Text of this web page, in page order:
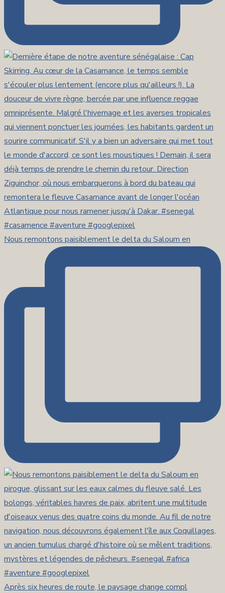
Nous remontons paisiblement le delta du Saloum en
Après six heures de route, le paysage change compl